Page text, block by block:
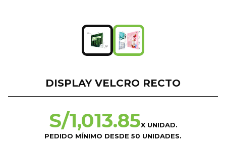
DISPLAY VELCRO RECTO
S/1,013.85X UNIDAD.
PEDIDO MÍNIMO DESDE 50 UNIDADES.